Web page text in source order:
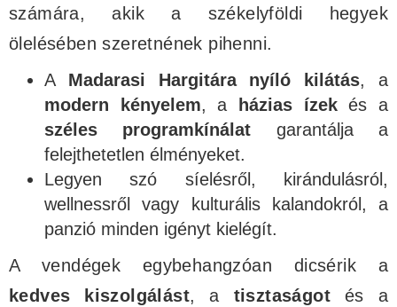
számára, akik a székelyföldi hegyek
ölelésében szeretnének pihenni.
A Madarasi Hargitára nyíló kilátás, a
modern kényelem, a házias ízekés a
széles programkínálat garantálja a
felejthetetlen élményeket.
Legyen szó síelésről, kirándulásról,
wellnessről vagy kulturális kalandokról, a
panzió minden igényt kielégít.
A vendégek egybehangzóan dicsérik a
kedves kiszolgálást, a tisztaságot és a